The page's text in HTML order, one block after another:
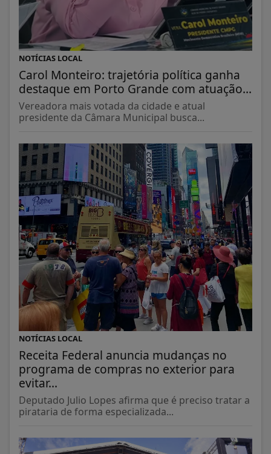
NOTÍCIAS LOCAL
Carol Monteiro: trajetória política ganha
destaque em Porto Grande com atuação...
Vereadora mais votada da cidade e atual
presidente da Câmara Municipal busca...
NOTÍCIAS LOCAL
Receita Federal anuncia mudanças no
programa de compras no exterior para
evitar...
Deputado Julio Lopes afirma que é preciso tratar a
pirataria de forma especializada...